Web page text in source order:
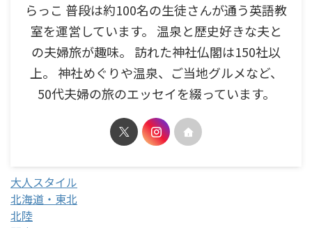
らっこ 普段は約100名の生徒さんが通う英語教
室を運営しています。 温泉と歴史好きな夫と
の夫婦旅が趣味。 訪れた神社仏閣は150社以
上。 神社めぐりや温泉、ご当地グルメなど、
50代夫婦の旅のエッセイを綴っています。
大人スタイル
北海道・東北
北陸